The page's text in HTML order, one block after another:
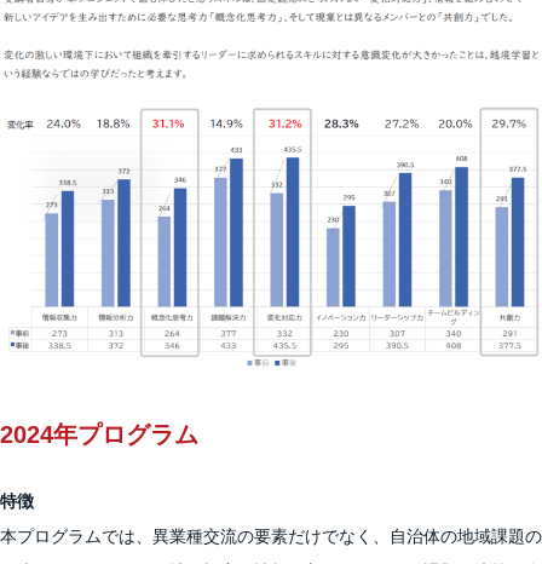
2024年プログラム
特徴
本プログラムでは、異業種交流の要素だけでなく、自治体の地域課題の